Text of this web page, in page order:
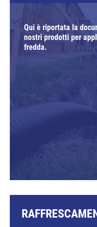
Qui è riportata la
nostri prodotti per
fredda.